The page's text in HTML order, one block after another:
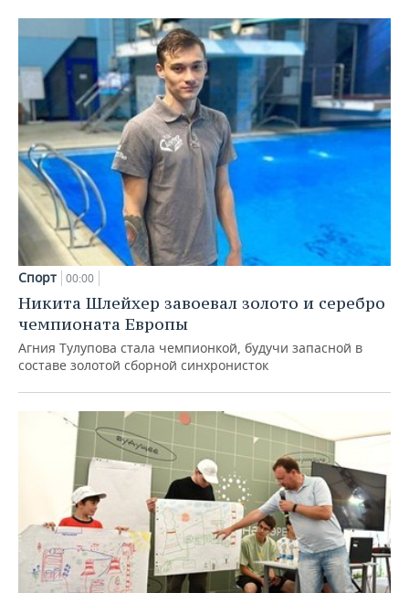
Спорт 00:00
Никита Шлейхер завоевал золото и серебро
чемпионата Европы
Агния Тулупова стала чемпионкой, будучи запасной в
составе золотой сборной синхронисток